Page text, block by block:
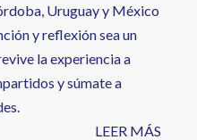
Uruguay y México
y reflexión sea un
la experiencia a
y súmate a
LEER MÁS